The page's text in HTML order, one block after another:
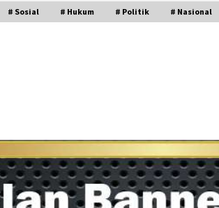
# Sosial # Hukum # Politik # Nasional